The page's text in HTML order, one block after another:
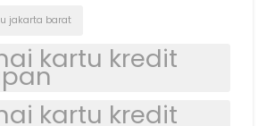
jakarta barat
kartu kredit
kartu kredit